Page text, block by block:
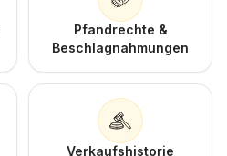
Pfandrechte &
Beschlagnahmungen
Verkaufshistorie